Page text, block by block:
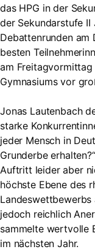
das HPG in der
der Sekundarstufe II
Debattenrunden am
besten
am
Gymnasiums vor
Jonas Lautenbach
starke
jeder Mensch in
Grunderbe
Auftritt leider aber
höchste Ebene des
jedoch reichlich
sammelte wertvolle
im nächsten Jahr.